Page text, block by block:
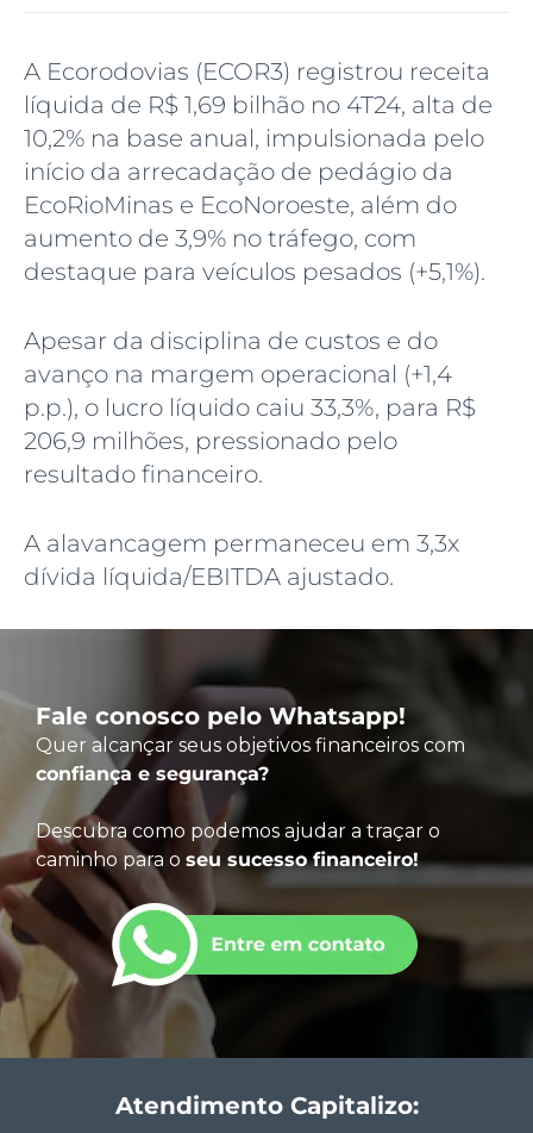
A Ecorodovias (ECOR3) registrou receita
líquida de R$ 1,69 bilhão no 4T24, alta de
10,2% na base anual, impulsionada pelo
início da arrecadação de pedágio da
EcoRioMinas e EcoNoroeste, além do
aumento de 3,9% no tráfego, com
destaque para veículos pesados (+5,1%).
Apesar da disciplina de custos e do
avanço na margem operacional (+1,4
p.p.), o lucro líquido caiu 33,3%, para R$
206,9 milhões, pressionado pelo
resultado financeiro.
A alavancagem permaneceu em 3,3x
dívida líquida/EBITDA ajustado.
Fale conosco pelo Whatsapp!
Quer alcançar seus objetivos financeiros com
confiança e segurança?
Descubra como podemos ajudar a traçar o
caminho para o seu sucesso financeiro!
Atendimento Capitalizo: